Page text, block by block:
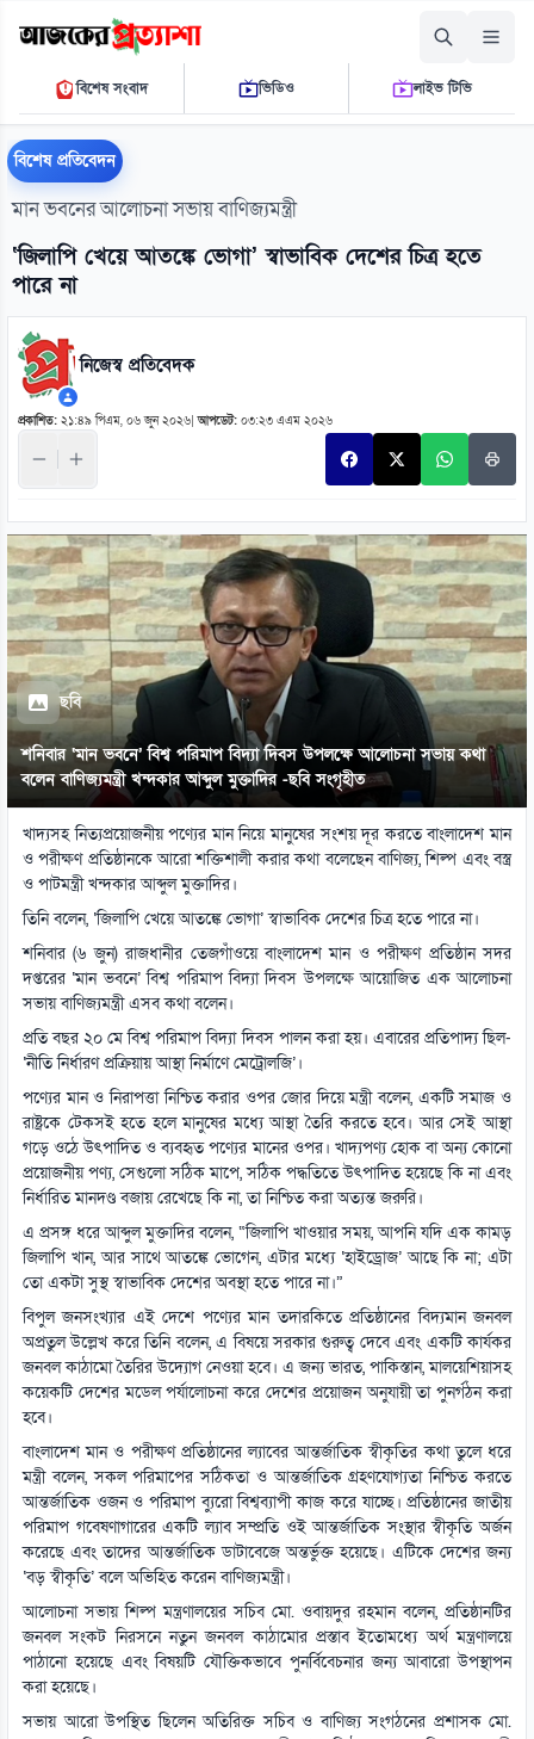
রোববার, ০৯ আগস্ট ২০২৬
১১ ৪৪ ৫৯ পি.এম.THE DAILY AJKER PROTTASHA
বিশেষ সংবাদ ভিডিও লাইভ টিভি
বিশেষ প্রতিবেদন
মান ভবনের আলোচনা সভায় বাণিজ্যমন্ত্রী
‘জিলাপি খেয়ে আতঙ্কে ভোগা’ স্বাভাবিক দেশের চিত্র হতে
পারে না
নিজেস্ব প্রতিবেদক
প্রকাশিত: ২১:৪৯ পিএম, ০৬ জুন ২০২৬ |আপডেট: ০৩:২৩ এএম ২০২৬
ছবি
শনিবার ‘মান ভবনে’ বিশ্ব পরিমাপ বিদ্যা দিবস উপলক্ষে আলোচনা সভায় কথা
বলেন বাণিজ্যমন্ত্রী খন্দকার আব্দুল মুক্তাদির -ছবি সংগৃহীত
খাদ্যসহ নিত্যপ্রয়োজনীয় পণ্যের মান নিয়ে মানুষের সংশয় দূর করতে বাংলাদেশ মান
ও পরীক্ষণ প্রতিষ্ঠানকে আরো শক্তিশালী করার কথা বলেছেন বাণিজ্য, শিল্প এবং বস্ত্র
ও পাটমন্ত্রী খন্দকার আব্দুল মুক্তাদির।
তিনি বলেন, ‘জিলাপি খেয়ে আতঙ্কে ভোগা’ স্বাভাবিক দেশের চিত্র হতে পারে না।
শনিবার (৬ জুন) রাজধানীর তেজগাঁওয়ে বাংলাদেশ মান ও পরীক্ষণ প্রতিষ্ঠান সদর
দপ্তরের ‘মান ভবনে’ বিশ্ব পরিমাপ বিদ্যা দিবস উপলক্ষে আয়োজিত এক আলোচনা
সভায় বাণিজ্যমন্ত্রী এসব কথা বলেন।
প্রতি বছর ২০ মে বিশ্ব পরিমাপ বিদ্যা দিবস পালন করা হয়। এবারের প্রতিপাদ্য ছিল-
‘নীতি নির্ধারণ প্রক্রিয়ায় আস্থা নির্মাণে মেট্রোলজি’।
পণ্যের মান ও নিরাপত্তা নিশ্চিত করার ওপর জোর দিয়ে মন্ত্রী বলেন, একটি সমাজ ও
রাষ্ট্রকে টেকসই হতে হলে মানুষের মধ্যে আস্থা তৈরি করতে হবে। আর সেই আস্থা
গড়ে ওঠে উৎপাদিত ও ব্যবহৃত পণ্যের মানের ওপর। খাদ্যপণ্য হোক বা অন্য কোনো
প্রয়োজনীয় পণ্য, সেগুলো সঠিক মাপে, সঠিক পদ্ধতিতে উৎপাদিত হয়েছে কি না এবং
নির্ধারিত মানদণ্ড বজায় রেখেছে কি না, তা নিশ্চিত করা অত্যন্ত জরুরি।
এ প্রসঙ্গ ধরে আব্দুল মুক্তাদির বলেন, “জিলাপি খাওয়ার সময়, আপনি যদি এক কামড়
জিলাপি খান, আর সাথে আতঙ্কে ভোগেন, এটার মধ্যে ‘হাইড্রোজ’ আছে কি না; এটা
তো একটা সুস্থ স্বাভাবিক দেশের অবস্থা হতে পারে না।”
বিপুল জনসংখ্যার এই দেশে পণ্যের মান তদারকিতে প্রতিষ্ঠানের বিদ্যমান জনবল
অপ্রতুল উল্লেখ করে তিনি বলেন, এ বিষয়ে সরকার গুরুত্ব দেবে এবং একটি কার্যকর
জনবল কাঠামো তৈরির উদ্যোগ নেওয়া হবে। এ জন্য ভারত, পাকিস্তান, মালয়েশিয়াসহ
কয়েকটি দেশের মডেল পর্যালোচনা করে দেশের প্রয়োজন অনুযায়ী তা পুনর্গঠন করা
হবে।
বাংলাদেশ মান ও পরীক্ষণ প্রতিষ্ঠানের ল্যাবের আন্তর্জাতিক স্বীকৃতির কথা তুলে ধরে
মন্ত্রী বলেন, সকল পরিমাপের সঠিকতা ও আন্তর্জাতিক গ্রহণযোগ্যতা নিশ্চিত করতে
আন্তর্জাতিক ওজন ও পরিমাপ ব্যুরো বিশ্বব্যাপী কাজ করে যাচ্ছে। প্রতিষ্ঠানের জাতীয়
পরিমাপ গবেষণাগারের একটি ল্যাব সম্প্রতি ওই আন্তর্জাতিক সংস্থার স্বীকৃতি অর্জন
করেছে এবং তাদের আন্তর্জাতিক ডাটাবেজে অন্তর্ভুক্ত হয়েছে। এটিকে দেশের জন্য
‘বড় স্বীকৃতি’ বলে অভিহিত করেন বাণিজ্যমন্ত্রী।
আলোচনা সভায় শিল্প মন্ত্রণালয়ের সচিব মো. ওবায়দুর রহমান বলেন, প্রতিষ্ঠানটির
জনবল সংকট নিরসনে নতুন জনবল কাঠামোর প্রস্তাব ইতোমধ্যে অর্থ মন্ত্রণালয়ে
পাঠানো হয়েছে এবং বিষয়টি যৌক্তিকভাবে পুনর্বিবেচনার জন্য আবারো উপস্থাপন
করা হয়েছে।
সভায় আরো উপস্থিত ছিলেন অতিরিক্ত সচিব ও বাণিজ্য সংগঠনের প্রশাসক মো.